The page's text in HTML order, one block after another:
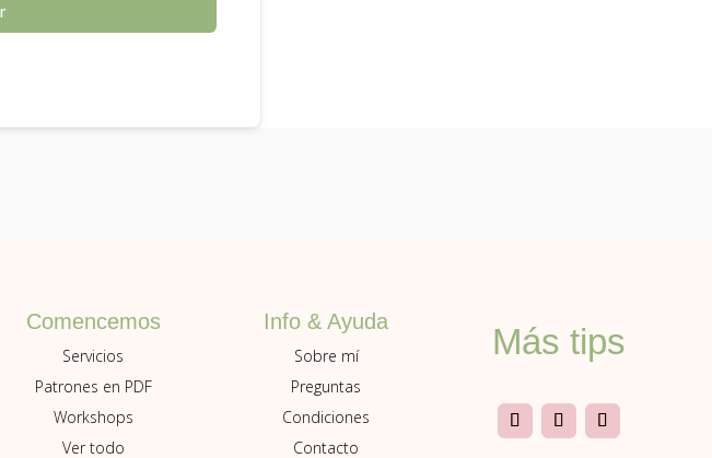
Comencemos
Servicios
Patrones en PDF
Workshops
Ver todo
Info & Ayuda
Sobre mí
Preguntas
Condiciones
Contacto
Más tips